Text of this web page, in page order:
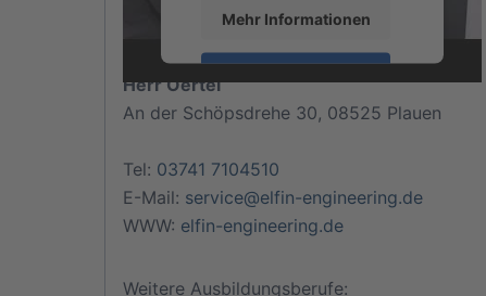
Mehr Informationen
powered byUsercentrics
Fachinformatiker/-in FR Anwendungsentwicklung
Herr Oertel
An der Schöpsdrehe 30, 08525 Plauen
Tel: 03741 7104510
E-Mail: service@elfin-engineering.de
WWW: elfin-engineering.de
Weitere Ausbildungsberufe: